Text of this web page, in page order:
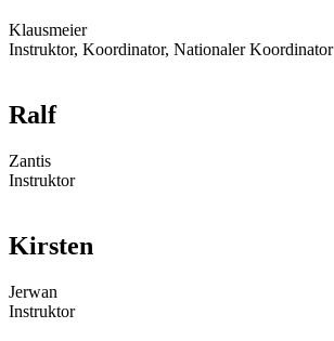
Klausmeier
Instruktor, Koordinator, Nationaler Koordinator
Ralf
Zantis
Instruktor
Kirsten
Jerwan
Instruktor